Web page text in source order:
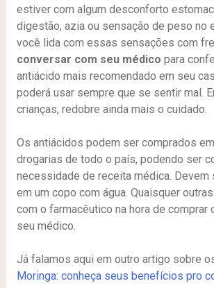
estiver com algum desconforto
digestão, azia ou sensação de peso no
você lida com essas sensações com
conversar com seu médico para
antiácido mais recomendado em seu
poderá usar sempre que se sentir mal.
crianças, redobre ainda mais o cuidado.
Os antiácidos podem ser comprados
drogarias de todo o país, podendo ser
necessidade de receita médica. Devem
em um copo com água. Quaisquer
com o farmacêutico na hora de comprar
seu médico.
Já falamos aqui em outro artigo sobre
Moringa: conheça seus benefícios pro